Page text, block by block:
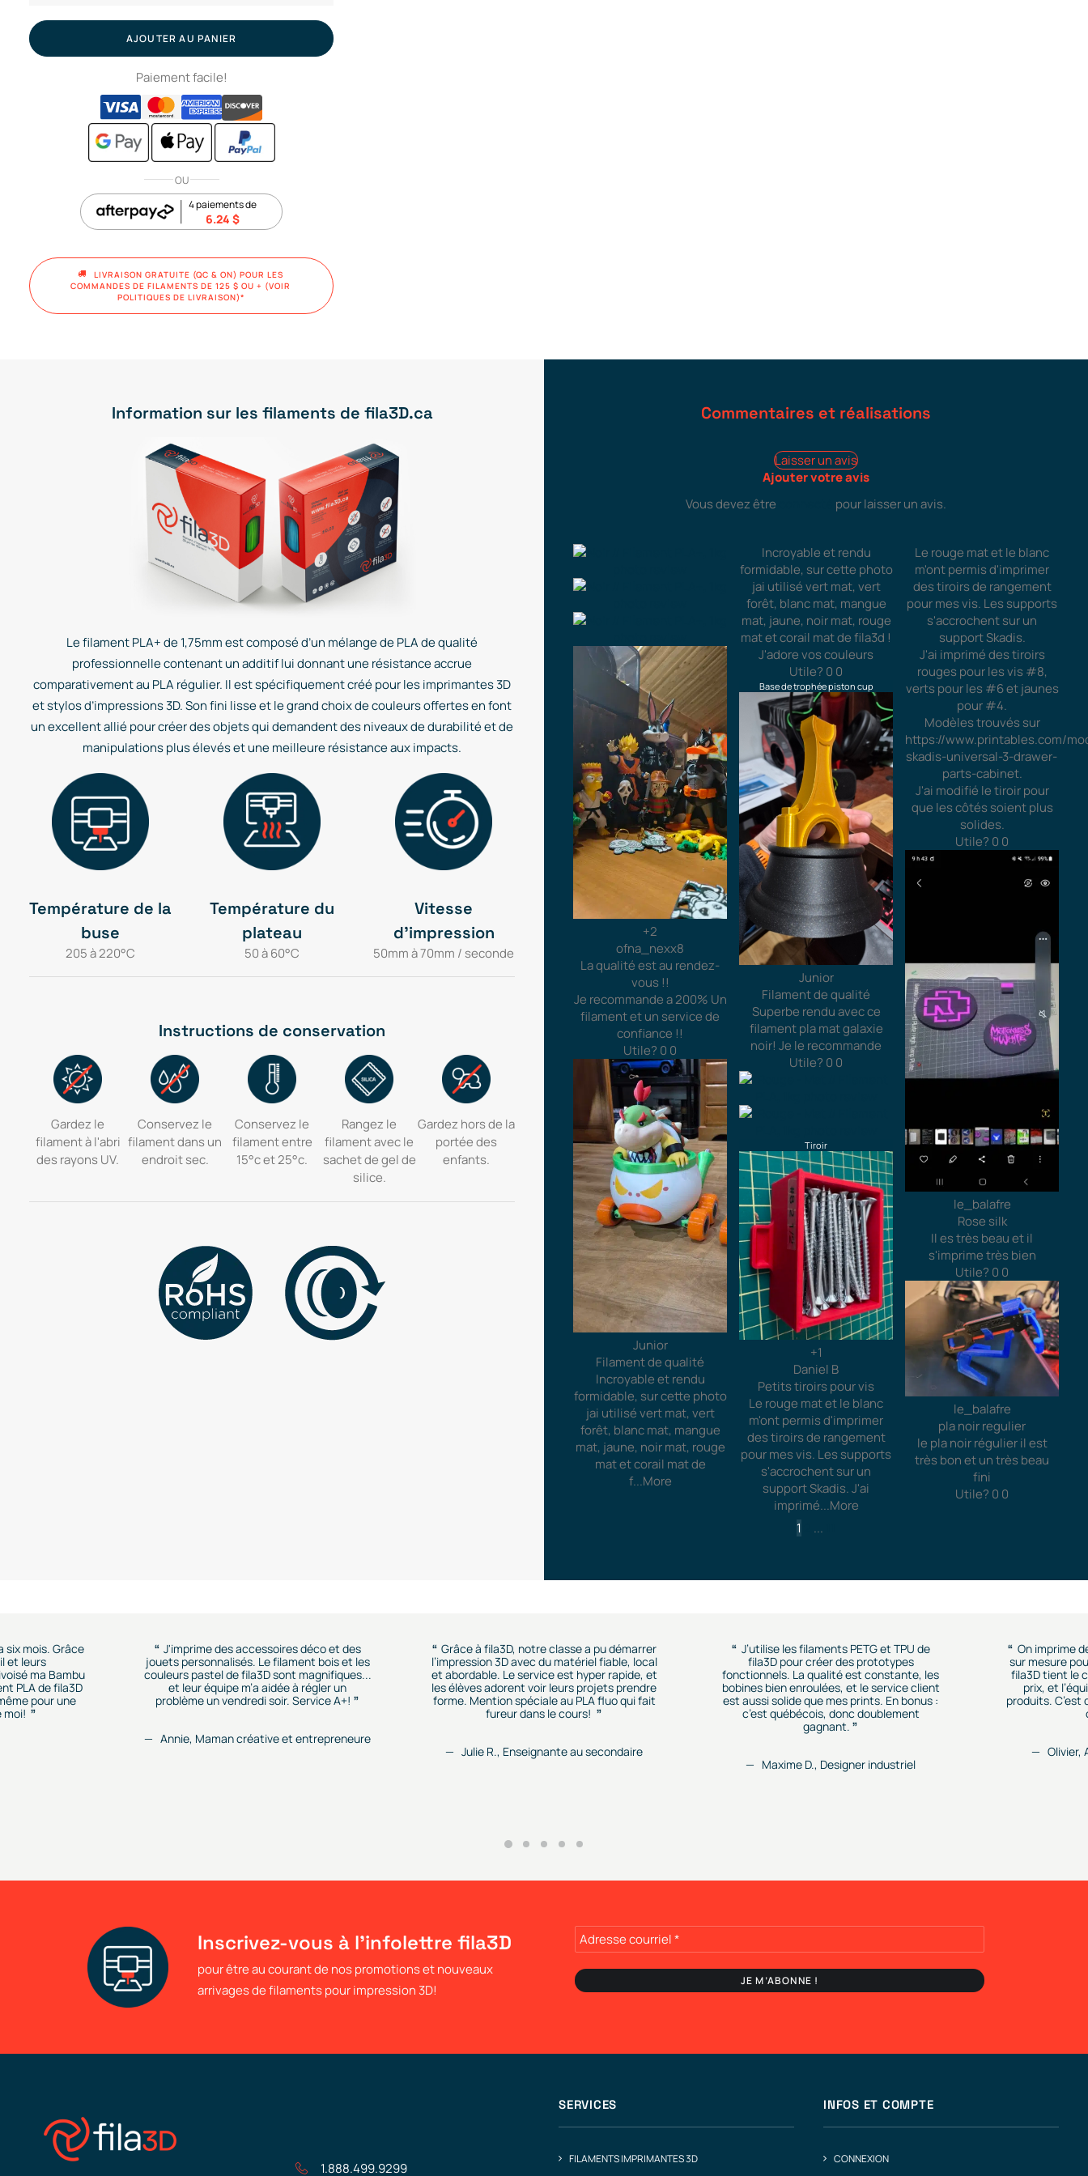
//
Filament
AJOUTER AU PANIER
Paiement facile!
OU
4 paiements de
6.24 $
LIVRAISON GRATUITE (QC & ON) POUR LES
COMMANDES DE FILAMENTS DE 125 $ OU + (VOIR
POLITIQUES DE LIVRAISON)*
Information sur les filaments de fila3D.ca
Le filament PLA+ de 1,75mm est composé d’un mélange de PLA de qualité
professionnelle contenant un additif lui donnant une résistance accrue
comparativement au PLA régulier. Il est spécifiquement créé pour les imprimantes 3D
et stylos d’impressions 3D. Son fini lisse et le grand choix de couleurs offertes en font
un excellent allié pour créer des objets qui demandent des niveaux de durabilité et de
manipulations plus élevés et une meilleure résistance aux impacts.
Température de la
buse
205 à 220°C
Température du
plateau
50 à 60°C
Vitesse
d'impression
50mm à 70mm / seconde
Instructions de conservation
Gardez le
filament à l'abri
des rayons UV.
Conservez le
filament dans un
endroit sec.
Conservez le
filament entre
15°c et 25°c.
Rangez le
filament avec le
sachet de gel de
silice.
Gardez hors de la
portée des
enfants.
Commentaires et réalisations
Laisser un avis
Ajouter votre avis
Vous devez être
pour laisser un avis.
+2
ofna_nexx8
La qualité est au rendez-
vous !!
Je recommande a 200% Un
filament et un service de
confiance !!
Utile? 0 0
Junior
Filament de qualité
Incroyable et rendu
formidable, sur cette photo
jai utilisé vert mat, vert
forêt, blanc mat, mangue
mat, jaune, noir mat, rouge
mat et corail mat de
f...More
Incroyable et rendu
formidable, sur cette photo
jai utilisé vert mat, vert
forêt, blanc mat, mangue
mat, jaune, noir mat, rouge
mat et corail mat de fila3d !
J'adore vos couleurs
Utile? 0 0
Base de trophée piston cup
Junior
Filament de qualité
Superbe rendu avec ce
filament pla mat galaxie
noir! Je le recommande
Utile? 0 0
Tiroir
+1
Daniel B
Petits tiroirs pour vis
Le rouge mat et le blanc
m'ont permis d'imprimer
des tiroirs de rangement
pour mes vis. Les supports
s'accrochent sur un
support Skadis. J'ai
imprimé...More
Le rouge mat et le blanc
m'ont permis d'imprimer
des tiroirs de rangement
pour mes vis. Les supports
s'accrochent sur un
support Skadis.
J'ai imprimé des tiroirs
rouges pour les vis #8,
verts pour les #6 et jaunes
pour #4.
Modèles trouvés sur
https://www.printables.com/
skadis-universal-3-drawer-
parts-cabinet.
J'ai modifié le tiroir pour
que les côtés soient plus
solides.
Utile? 0 0
le_balafre
Rose silk
Il es très beau et il
s'imprime très bien
Utile? 0 0
le_balafre
pla noir regulier
le pla noir régulier il est
très bon et un très beau
fini
Utile? 0 0
1
...
six mois. Grâce
et leurs
ma Bambu
PLA de fila3D
pour une
moi!
J'imprime des accessoires déco et des
jouets personnalisés. Le filament bois et les
couleurs pastel de fila3D sont magnifiques...
et leur équipe m’a aidée à régler un
problème un vendredi soir. Service A+!
Annie, Maman créative et entrepreneure
Grâce à fila3D, notre classe a pu démarrer
l’impression 3D avec du matériel fiable, local
et abordable. Le service est hyper rapide, et
les élèves adorent voir leurs projets prendre
forme. Mention spéciale au PLA fluo qui fait
fureur dans le cours!
Julie R., Enseignante au secondaire
J’utilise les filaments PETG et TPU de
fila3D pour créer des prototypes
fonctionnels. La qualité est constante, les
bobines bien enroulées, et le service client
est aussi solide que mes prints. En bonus :
c’est québécois, donc doublement
gagnant.
Maxime D., Designer industriel
On imprime
sur mesure
fila3D tient le
prix, et
produits. C’est
Olivier,
Inscrivez-vous à l'infolettre fila3D
pour être au courant de nos promotions et nouveaux
arrivages de filaments pour impression 3D!
1.888.499.9299
SERVICES
FILAMENTS IMPRIMANTES 3D
INFOS ET COMPTE
CONNEXION